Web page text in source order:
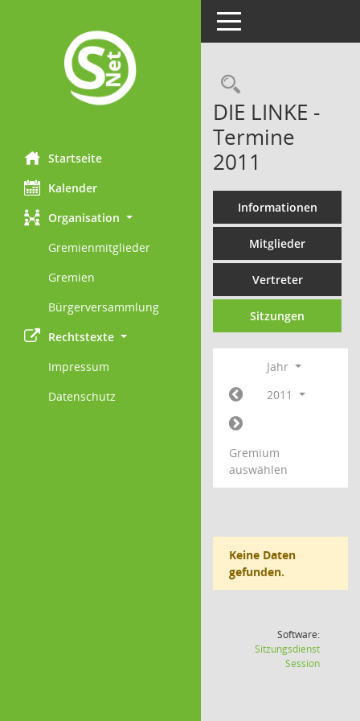
Startseite
Kalender
Organisation
Gremienmitglieder
Gremien
Bürgerversammlung
Rechtstexte
Impressum
Datenschutz
Toggle navigation
DIE LINKE -
Termine
2011
Informationen
Mitglieder
Vertreter
Sitzungen
Jahr
2011
Gremium
auswählen
Keine Daten
gefunden.
Software:
Sitzungsdienst
Session(Wird in